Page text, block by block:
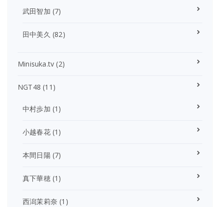
武田智加 (7)
田中美久 (82)
Minisuka.tv (2)
NGT48 (11)
中村歩加 (1)
小越春花(1)
本間日陽(7)
真下華穂(1)
西潟茉莉奈 (1)